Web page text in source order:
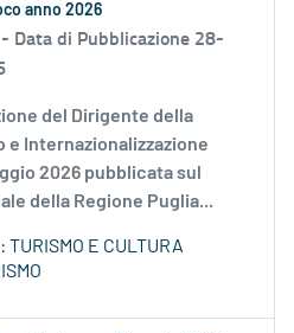
anno 2026
Data di Pubblicazione 28-
del Dirigente della
e Internazionalizzazione
2026 pubblicata sul
della Regione Puglia...
TURISMO E CULTURA